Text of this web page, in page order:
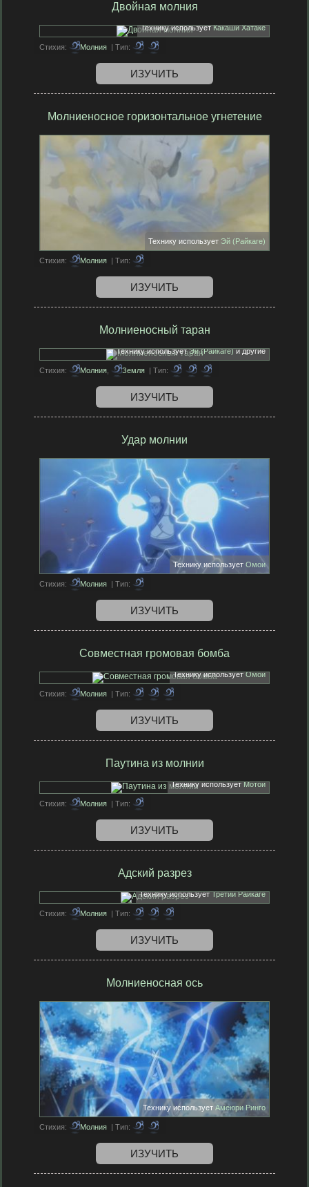
Двойная молния
Технику используетКакаши Хатаке
Стихия: Молния | Тип:
ИЗУЧИТЬ
Молниеносное горизонтальное угнетение
Технику использует Эй (Райкаге)
Стихия: Молния | Тип:
ИЗУЧИТЬ
Молниеносный таран
Технику используетЭй (Райкаге)и другие
Стихия: Молния Земля | Тип:
ИЗУЧИТЬ
Удар молнии
Технику использует Омои
Стихия: Молния | Тип:
ИЗУЧИТЬ
Совместная громовая бомба
Технику используетОмои
Стихия: Молния | Тип:
ИЗУЧИТЬ
Паутина из молнии
Технику используетМотои
Стихия: Молния | Тип:
ИЗУЧИТЬ
Адский разрез
Технику используетТретий Райкаге
Стихия: Молния | Тип:
ИЗУЧИТЬ
Молниеносная ось
Технику использует Амеюри Ринго
Стихия: Молния | Тип:
ИЗУЧИТЬ